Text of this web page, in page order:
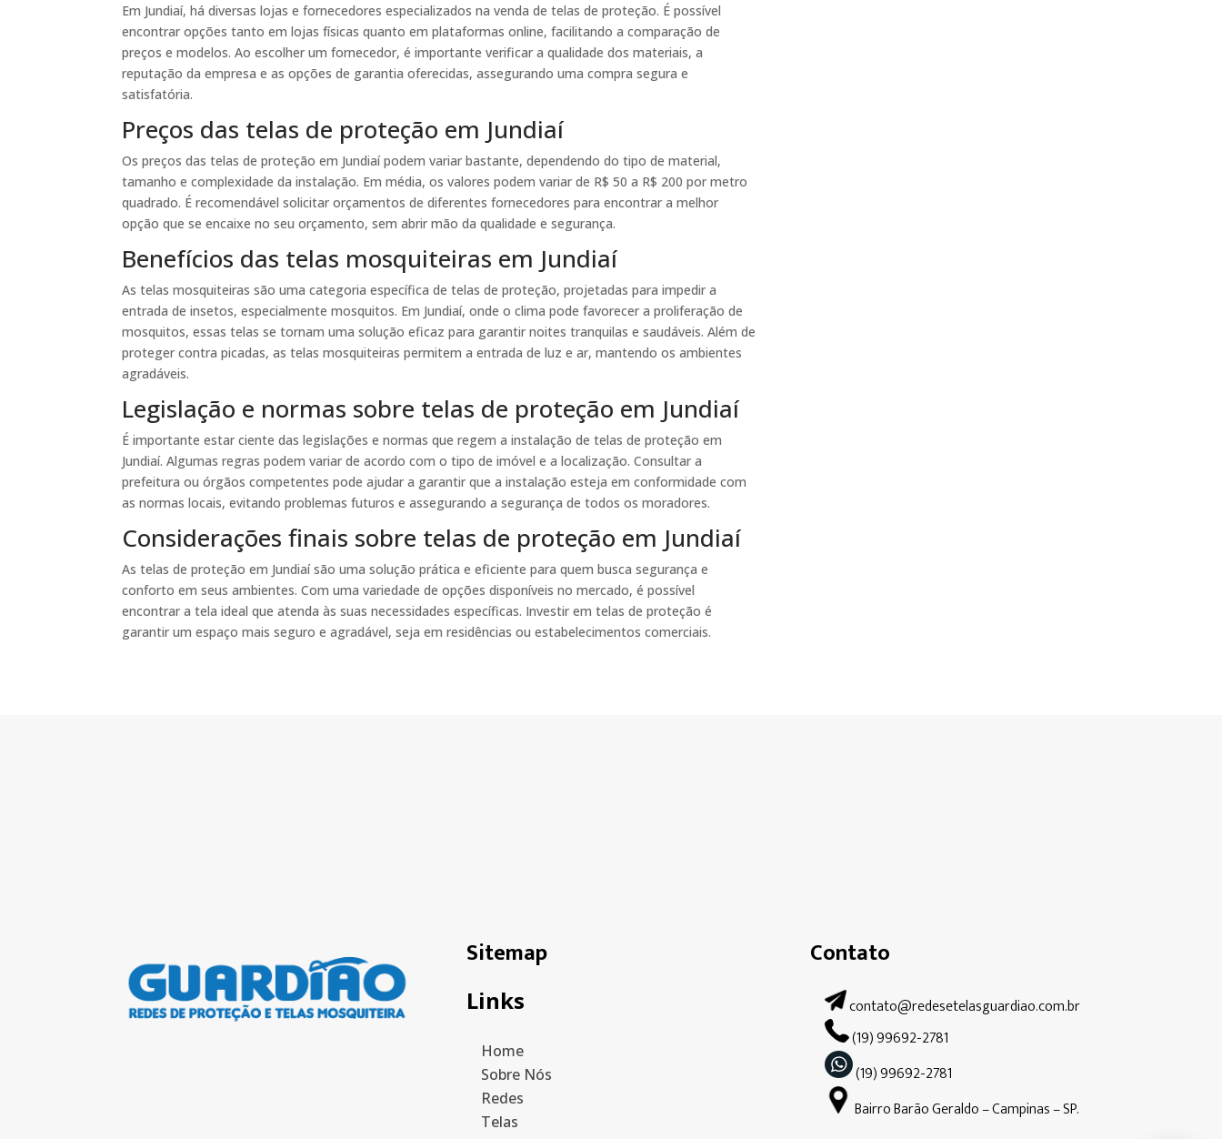
Em Jundiaí, há diversas lojas e fornecedores especializados na venda de telas de proteção. É possível
encontrar opções tanto em lojas físicas quanto em plataformas online, facilitando a comparação de
preços e modelos. Ao escolher um fornecedor, é importante verificar a qualidade dos materiais, a
reputação da empresa e as opções de garantia oferecidas, assegurando uma compra segura e
satisfatória.
Preços das telas de proteção em Jundiaí
Os preços das telas de proteção em Jundiaí podem variar bastante, dependendo do tipo de material,
tamanho e complexidade da instalação. Em média, os valores podem variar de R$ 50 a R$ 200 por metro
quadrado. É recomendável solicitar orçamentos de diferentes fornecedores para encontrar a melhor
opção que se encaixe no seu orçamento, sem abrir mão da qualidade e segurança.
Benefícios das telas mosquiteiras em Jundiaí
As telas mosquiteiras são uma categoria específica de telas de proteção, projetadas para impedir a
entrada de insetos, especialmente mosquitos. Em Jundiaí, onde o clima pode favorecer a proliferação de
mosquitos, essas telas se tornam uma solução eficaz para garantir noites tranquilas e saudáveis. Além de
proteger contra picadas, as telas mosquiteiras permitem a entrada de luz e ar, mantendo os ambientes
agradáveis.
Legislação e normas sobre telas de proteção em Jundiaí
É importante estar ciente das legislações e normas que regem a instalação de telas de proteção em
Jundiaí. Algumas regras podem variar de acordo com o tipo de imóvel e a localização. Consultar a
prefeitura ou órgãos competentes pode ajudar a garantir que a instalação esteja em conformidade com
as normas locais, evitando problemas futuros e assegurando a segurança de todos os moradores.
Considerações finais sobre telas de proteção em Jundiaí
As telas de proteção em Jundiaí são uma solução prática e eficiente para quem busca segurança e
conforto em seus ambientes. Com uma variedade de opções disponíveis no mercado, é possível
encontrar a tela ideal que atenda às suas necessidades específicas. Investir em telas de proteção é
garantir um espaço mais seguro e agradável, seja em residências ou estabelecimentos comerciais.
Sitemap
Links
Home
Sobre Nós
Redes
Telas
Contato
contato@redesetelasguardiao.com.br
(19) 99692-2781
(19) 99692-2781
Bairro Barão Geraldo – Campinas – SP.